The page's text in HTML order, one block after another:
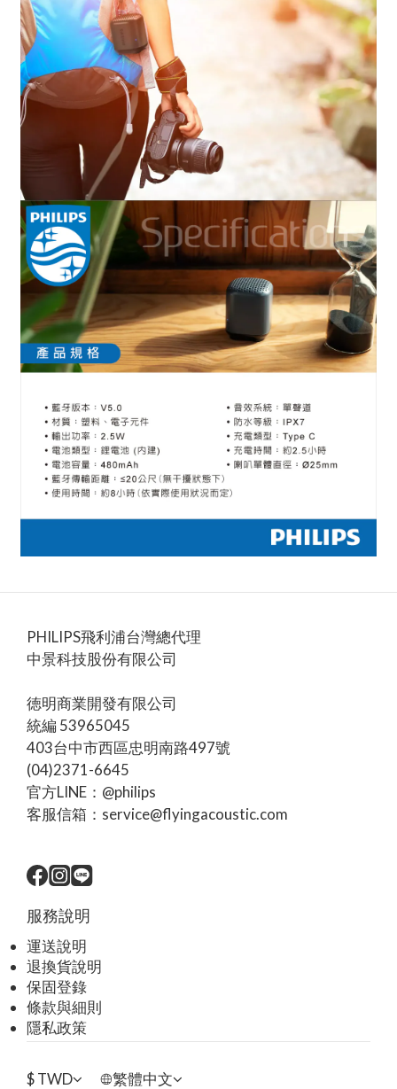
PHILIPS飛利浦台灣總代理
中景科技股份有限公司
徳明商業開發有限公司
統編 53965045
403台中市西區忠明南路497號
(04)2371-6645
官方LINE：@philips
客服信箱：service@flyingacoustic.com
服務說明
運送說明
退換貨說明
保固登錄
條款與細則
隱私政策
$TWD 繁體中文